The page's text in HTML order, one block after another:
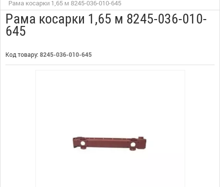
Рама косарки 1,65 м 8245-036-010-645
Рама косарки 1,65 м 8245-036-010-
645
Код товару: 8245-036-010-645